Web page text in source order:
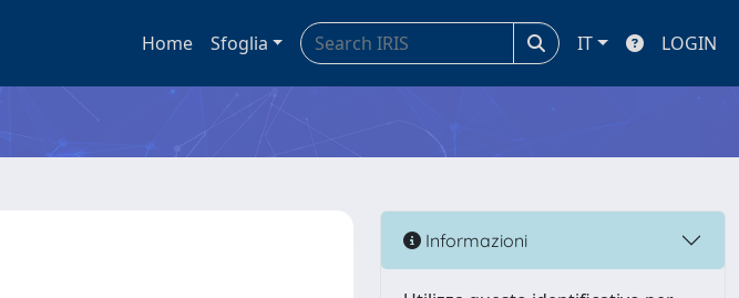
Home Sfoglia IT LOGIN
Informazioni